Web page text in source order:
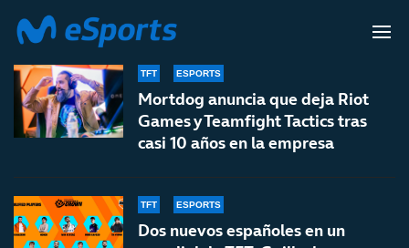
TEAMFIGHT TACTICS
TFT ESPORTS
Mortdog anuncia que deja Riot
Games y Teamfight Tactics tras
casi 10 años en la empresa
TFT ESPORTS
Dos nuevos españoles en un